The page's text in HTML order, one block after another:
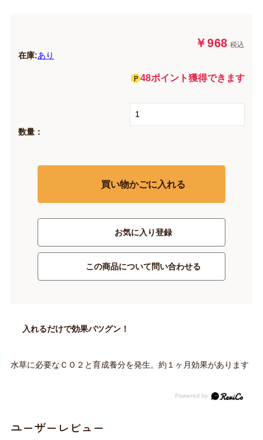
￥968 税込
在庫:あり
48ポイント獲得できます
数量：
買い物かごに入れる
お気に入り登録
この商品について問い合わせる
入れるだけで効果バツグン！
水草に必要なＣＯ２と育成養分を発生。約１ヶ月効果があります
ユーザーレビュー